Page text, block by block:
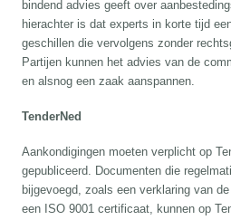
bindend advies geeft over
hierachter is dat experts in korte tijd
geschillen die vervolgens zonder
Partijen kunnen het advies van de
en alsnog een zaak aanspannen.
TenderNed
Aankondigingen moeten verplicht op
gepubliceerd. Documenten die
bijgevoegd, zoals een verklaring van
een ISO 9001 certificaat, kunnen op